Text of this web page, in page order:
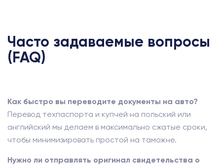
Часто задаваемые вопросы
(FAQ)
Как быстро вы переводите документы на авто?
Перевод техпаспорта и купчей на польский или
английский мы делаем в максимально сжатые сроки,
чтобы минимизировать простой на таможне.
Нужно ли отправлять оригинал свидетельства о